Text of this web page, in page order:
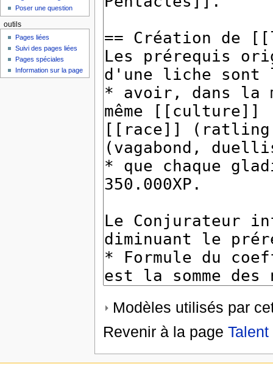
Modèles utilisés par
Revenir à la page
Poser une question
outils
Pages liées
Suivi des pages liées
Pages spéciales
Information sur la page